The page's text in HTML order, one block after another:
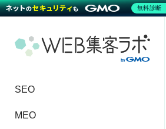
SEO
MEO
無料診断